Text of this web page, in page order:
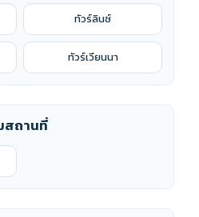
ทัวร์ลินซ์
ทัวร์เวียนนา
สถานที่